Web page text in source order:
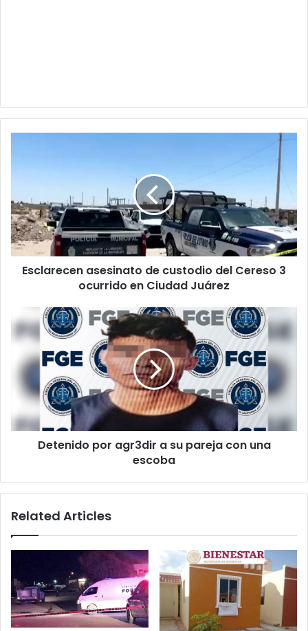
Cereso
3
ocurrido
en
Ciudad
Esclarecen asesinato de custodio del Cereso 3
ocurrido en Ciudad Juárez
Detenido
por
agr3dir
pareja
con
una
escoba
Detenido por agr3dir a su pareja con una
escoba
Related Articles